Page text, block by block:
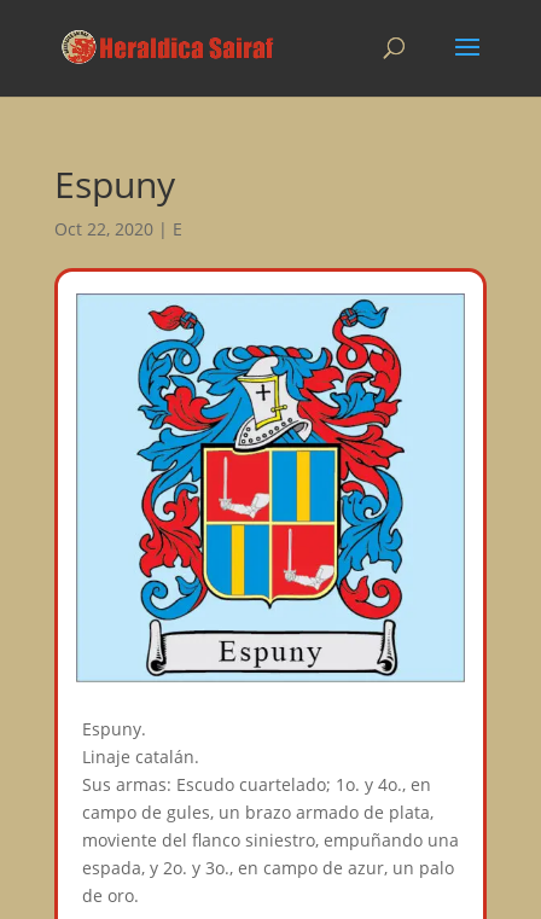
Espuny
Oct 22, 2020| E
Espuny.
Linaje catalán.
Sus armas: Escudo cuartelado; 1o. y 4o., en
campo de gules, un brazo armado de plata,
moviente del flanco siniestro, empuñando una
espada, y 2o. y 3o., en campo de azur, un palo
de oro.